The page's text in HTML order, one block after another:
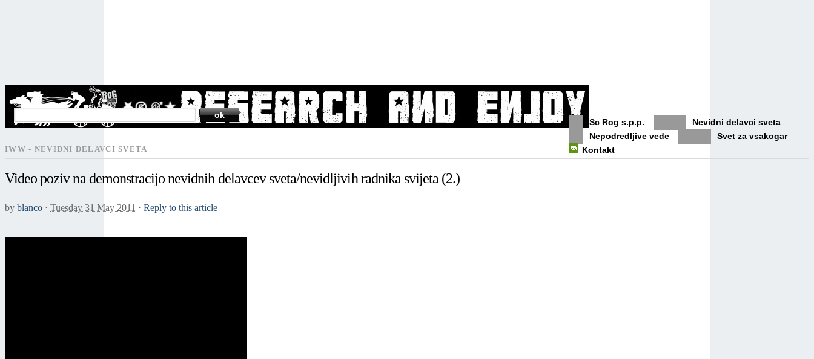
SEARCH
Sc Rog s.p.p.
Nevidni delavci sveta
Nepodredljive vede
Svet za vsakogar
Kontakt
IWW - NEVIDNI DELAVCI SVETA
Video poziv na demonstracijo nevidnih delavcev sveta/nevidljivih radnika svijeta (2.)
by blanco ⋅ Tuesday 31 May 2011 ⋅ Reply to this article